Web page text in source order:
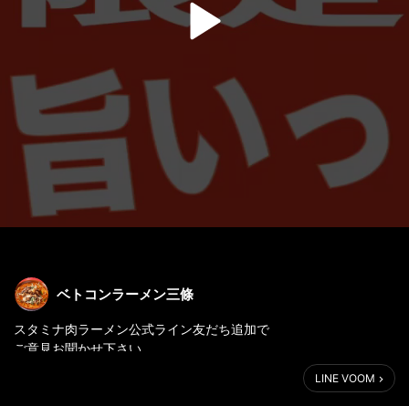
ベトコンラーメン三條
スタミナ肉ラーメン公式ライン友だち追加で
ご意見お聞かせ下さい
LINE VOOM